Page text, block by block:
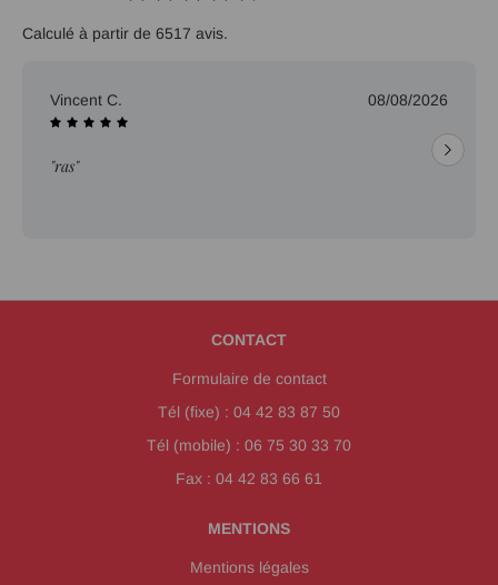
Calculé à partir de 6517 avis.
Vincent C. 08/08/2026
"ras"
CONTACT
Formulaire de contact
Tél (fixe) : 04 42 83 87 50
Tél (mobile) : 06 75 30 33 70
Fax : 04 42 83 66 61
MENTIONS
Mentions légales